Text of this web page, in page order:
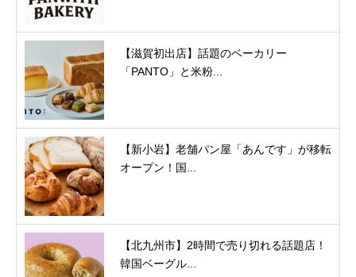
【滋賀初出店】話題のベーカリー
「PANTO」と米粉...
【新小岩】老舗パン屋「あんです」が移転
オープン！国...
【北九州市】2時間で売り切れる話題店！
韓国ベーグル...